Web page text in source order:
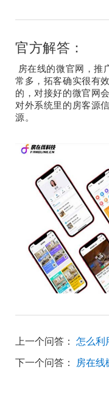
官方解答：
房在线的微官网，推
常多，拓客确实很有
的，对接好的微官网
对外系统里的房客源
源。
上一个问答：
下一个问答：